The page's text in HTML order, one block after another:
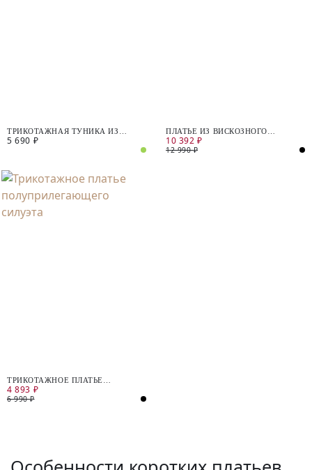
ТРИКОТАЖНАЯ ТУНИКА ИЗ
ФАКТУРНОГО ТЕНСЕЛЯ
5 690 ₽
ПЛАТЬЕ ИЗ ВИСКОЗНОГО
ТРИКОТАЖА
10 392 ₽
12 990 ₽
ТРИКОТАЖНОЕ ПЛАТЬЕ
ПОЛУПРИЛЕГАЮЩЕГО СИЛУЭТА
4 893 ₽
6 990 ₽